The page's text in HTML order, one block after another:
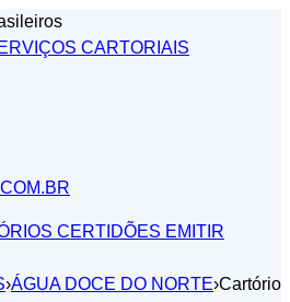
CARTORIAIS
CERTIDÕES EMITIR
›ÁGUA DOCE DO NORTE›Cartório